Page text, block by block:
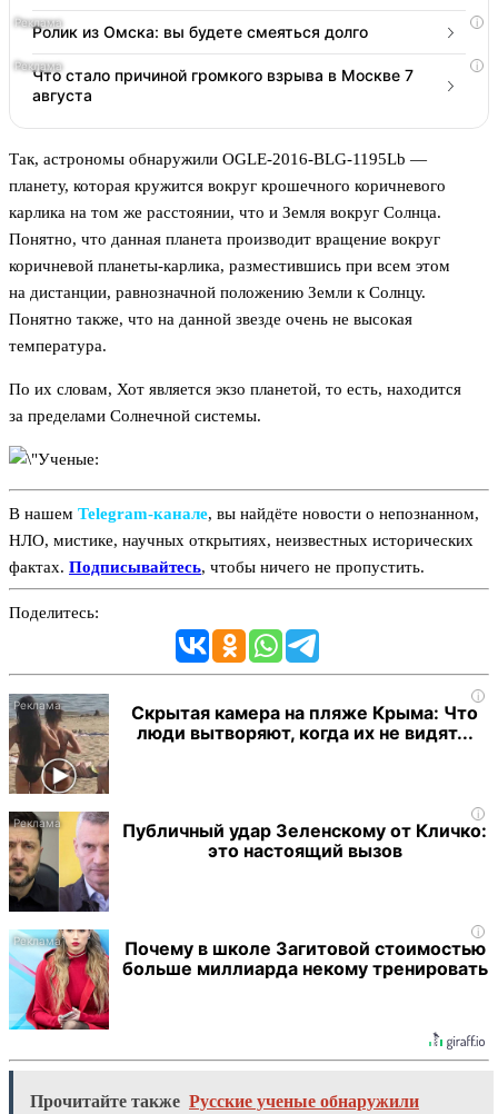
i
Ролик из Омска: вы будете смеяться долго
i
Что стало причиной громкого взрыва в Москве 7
августа
Так, астрономы обнаружили OGLE-2016-BLG-1195Lb —
планету, которая кружится вокруг крошечного коричневого
карлика на том же расстоянии, что и Земля вокруг Солнца.
Понятно, что данная планета производит вращение вокруг
коричневой планеты-карлика, разместившись при всем этом
на дистанции, равнозначной положению Земли к Солнцу.
Понятно также, что на данной звезде очень не высокая
температура.
По их словам, Хот является экзо планетой, то есть, находится
за пределами Солнечной системы.
В нашем Telegram‑канале, вы найдёте новости о непознанном,
НЛО, мистике, научных открытиях, неизвестных исторических
фактах. Подписывайтесь, чтобы ничего не пропустить.
Поделитесь:
i
Скрытая камера на пляже Крыма: Что
люди вытворяют, когда их не видят...
i
Публичный удар Зеленскому от Кличко:
это настоящий вызов
i
Почему в школе Загитовой стоимостью
больше миллиарда некому тренировать
Прочитайте также Русские ученые обнаружили